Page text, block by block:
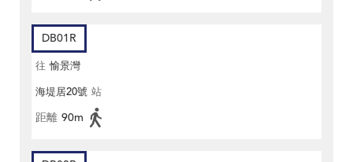
DB01R
往 愉景灣
海堤居20號 站
距離 90m